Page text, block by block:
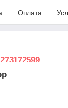
Оплата